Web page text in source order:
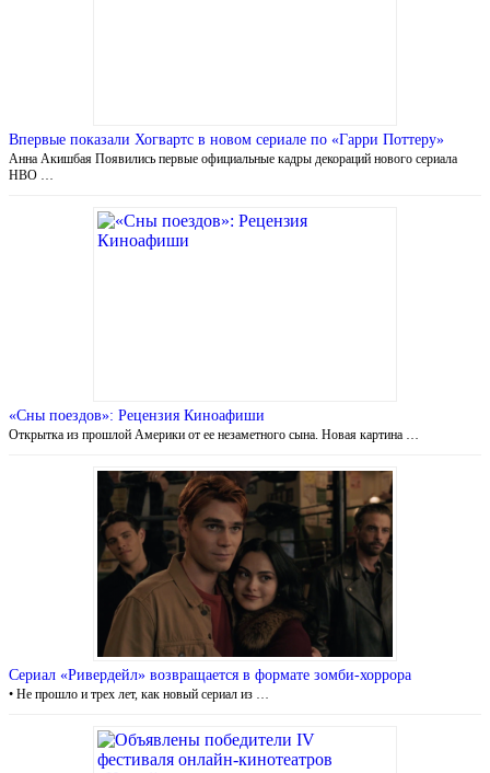
Впервые показали Хогвартс в новом сериале по «Гарри Поттеру»
Анна Акишбая Появились первые официальные кадры декораций нового сериала
HBO …
«Сны поездов»: Рецензия Киноафиши
Открытка из прошлой Америки от ее незаметного сына. Новая картина …
Сериал «Ривердейл» возвращается в формате зомби-хоррора
• Не прошло и трех лет, как новый сериал из …